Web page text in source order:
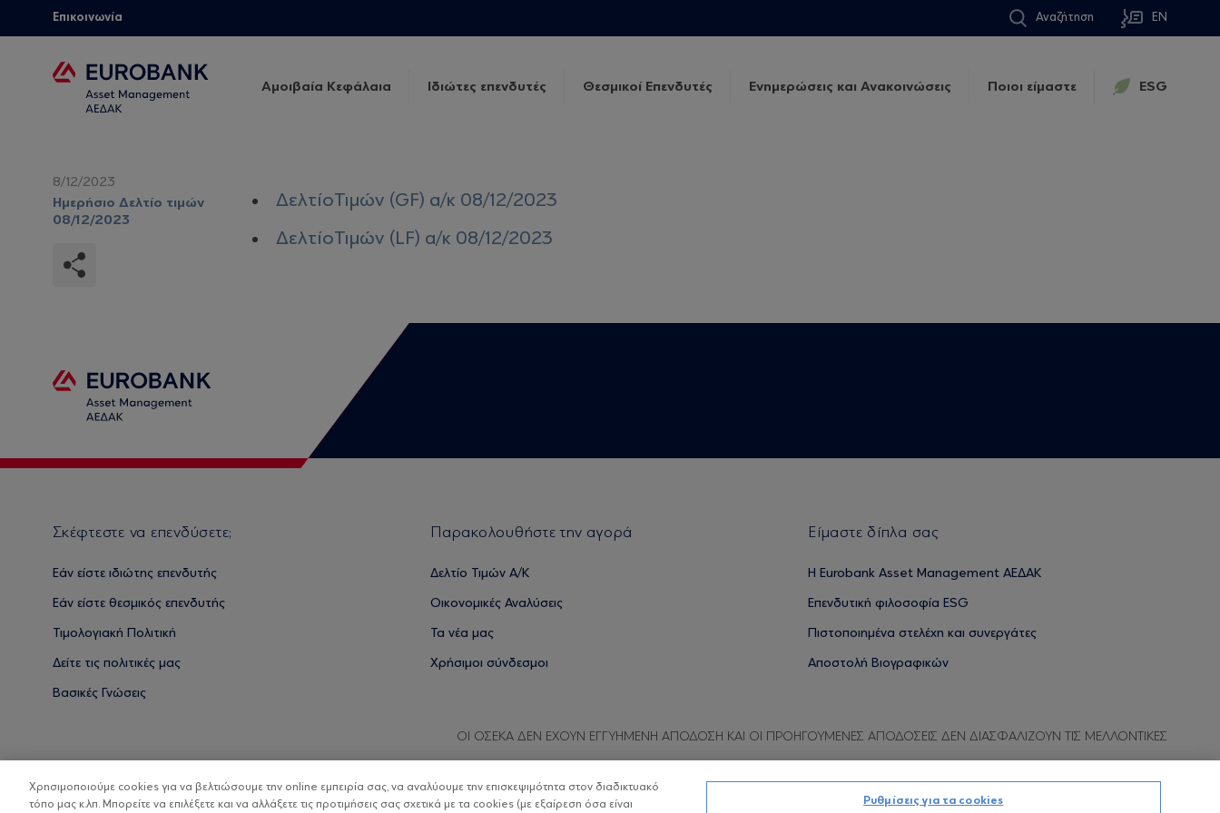
Επικοινωνία Αναζήτηση EN
Αμοιβαία Κεφάλαια Ιδιώτες επενδυτές Θεσμικοί Επενδυτές Ενημερώσεις και Ανακοινώσεις Ποιοι είμαστε ESG
8/12/2023
Ημερήσιο Δελτίο τιμών
08/12/2023
ΔελτίοΤιμών (GF) α/κ 08/12/2023
ΔελτίοΤιμών (LF) α/κ 08/12/2023
Σκέφτεστε να επενδύσετε;
Εάν είστε ιδιώτης επενδυτής
Εάν είστε θεσμικός επενδυτής
Τιμολογιακή Πολιτική
Δείτε τις πολιτικές μας
Βασικές Γνώσεις
Παρακολουθήστε την αγορά
Δελτίο Τιμών Α/Κ
Οικονομικές Αναλύσεις
Τα νέα μας
Χρήσιμοι σύνδεσμοι
Είμαστε δίπλα σας
H Eurobank Asset Management ΑΕΔΑΚ
Επενδυτική φιλοσοφία ESG
Πιστοποιημένα στελέχη και συνεργάτες
Αποστολή Βιογραφικών
ΟΙ ΟΣΕΚΑ ΔΕΝ ΕΧΟΥΝ ΕΓΓΥΗΜΕΝΗ ΑΠΟΔΟΣΗ ΚΑΙ ΟΙ ΠΡΟΗΓΟΥΜΕΝΕΣ ΑΠΟΔΟΣΕΙΣ ΔΕΝ ΔΙΑΣΦΑΛΙΖΟΥΝ ΤΙΣ ΜΕΛΛΟΝΤΙΚΕΣ
Copyright © Eurobank ΑΕΔΑΚ Προστασία Προσωπικών Δεδομένων Όροι χρήσης
Χρησιμοποιούμε cookies για να βελτιώσουμε την online εμπειρία σας, να αναλύουμε την επισκεψιμότητα στον διαδικτυακό
τόπο μας κ.λπ. Μπορείτε να επιλέξετε και να αλλάξετε τις προτιμήσεις σας σχετικά με τα cookies (με εξαίρεση όσα είναι
Ρυθμίσεις για τα cookies